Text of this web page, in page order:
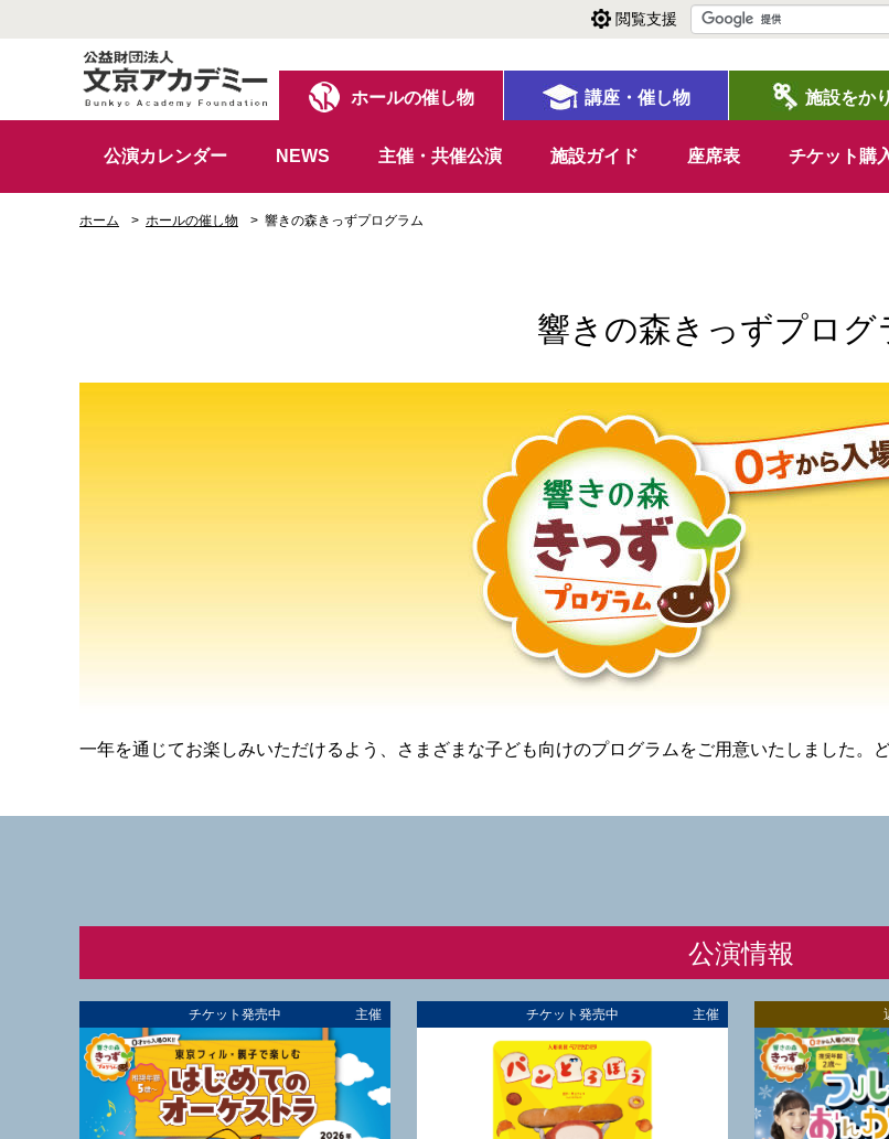
閲覧支援
ホールの催し物 講座・催し物 施設をか
公演カレンダー NEWS 主催・共催公演 施設ガイド 座席表 チケット購
ホーム ホールの催し物 響きの森きっずプログラム
響きの森きっずプログ
一年を通じてお楽しみいただけるよう、さまざまな子ども向けのプログラムをご用意いたしました。
公演情報
チケット発売中 主催 チケット発売中 主催